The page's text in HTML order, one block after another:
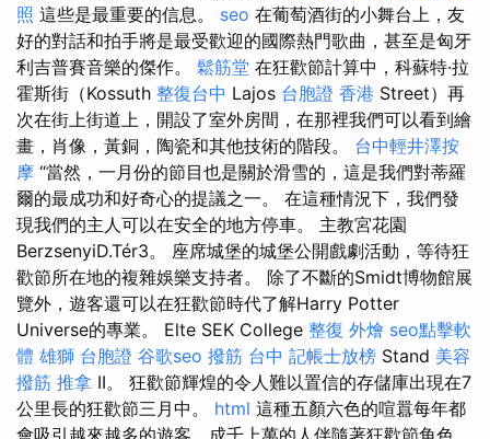
照 這些是最重要的信息。 seo 在葡萄酒街的小舞台上，友
好的對話和拍手將是最受歡迎的國際熱門歌曲，甚至是匈牙
利吉普賽音樂的傑作。 鬆筋堂 在狂歡節計算中，科蘇特·拉
霍斯街（Kossuth 整復台中 Lajos 台胞證 香港 Street）再
次在街上街道上，開設了室外房間，在那裡我們可以看到繪
畫，肖像，黃銅，陶瓷和其他技術的階段。 台中輕井澤按
摩 “當然，一月份的節目也是關於滑雪的，這是我們對蒂羅
爾的最成功和好奇心的提議之一。 在這種情況下，我們發
現我們的主人可以在安全的地方停車。 主教宮花園
BerzsenyiD.Tér3。 座席城堡的城堡公開戲劇活動，等待狂
歡節所在地的複雜娛樂支持者。 除了不斷的Smidt博物館展
覽外，遊客還可以在狂歡節時代了解Harry Potter
Universe的專業。 Elte SEK College 整復 外燴 seo點擊軟
體 雄獅 台胞證 谷歌seo 撥筋 台中 記帳士放榜 Stand 美容
撥筋 推拿 II。 狂歡節輝煌的令人難以置信的存儲庫出現在7
公里長的狂歡節三月中。 html 這種五顏六色的喧囂每年都
會吸引越來越多的遊客，成千上萬的人伴隨著狂歡節角色，